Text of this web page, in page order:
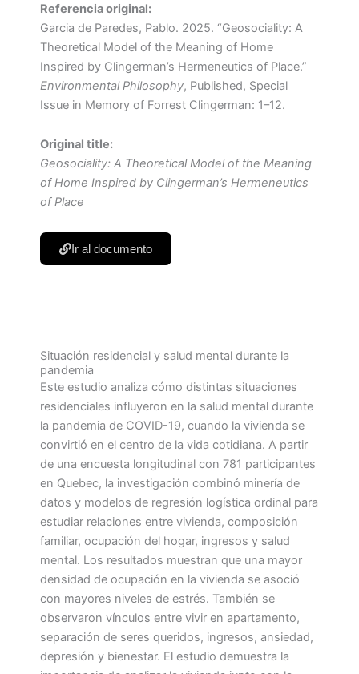
Referencia original:
Garcia de Paredes, Pablo. 2025. “Geosociality: A
Theoretical Model of the Meaning of Home
Inspired by Clingerman’s Hermeneutics of Place.”
Environmental Philosophy, Published, Special
Issue in Memory of Forrest Clingerman: 1–12.
Original title:
Geosociality: A Theoretical Model of the Meaning
of Home Inspired by Clingerman’s Hermeneutics
of Place
Ir al documento
Situación residencial y salud mental durante la
pandemia
Este estudio analiza cómo distintas situaciones
residenciales influyeron en la salud mental durante
la pandemia de COVID-19, cuando la vivienda se
convirtió en el centro de la vida cotidiana. A partir
de una encuesta longitudinal con 781 participantes
en Quebec, la investigación combinó minería de
datos y modelos de regresión logística ordinal para
estudiar relaciones entre vivienda, composición
familiar, ocupación del hogar, ingresos y salud
mental. Los resultados muestran que una mayor
densidad de ocupación en la vivienda se asoció
con mayores niveles de estrés. También se
observaron vínculos entre vivir en apartamento,
separación de seres queridos, ingresos, ansiedad,
depresión y bienestar. El estudio demuestra la